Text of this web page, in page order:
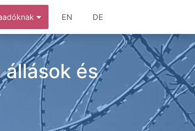
EN DE
és